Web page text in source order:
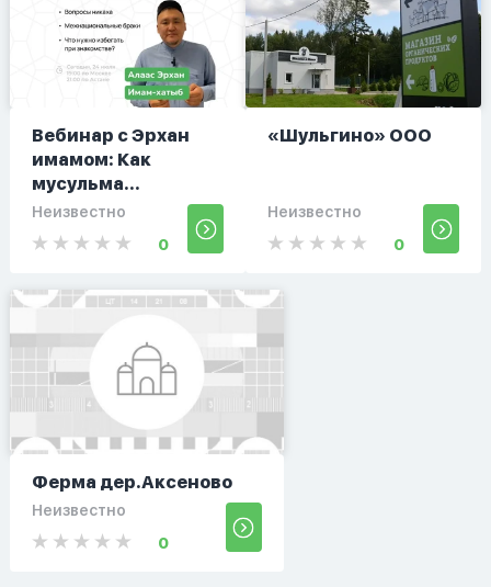
Вебинар с Эрхан
имамом: Как
мусульма...
Неизвестно
0
«Шульгино» ООО
Неизвестно
0
Ферма дер.Аксеново
Неизвестно
0